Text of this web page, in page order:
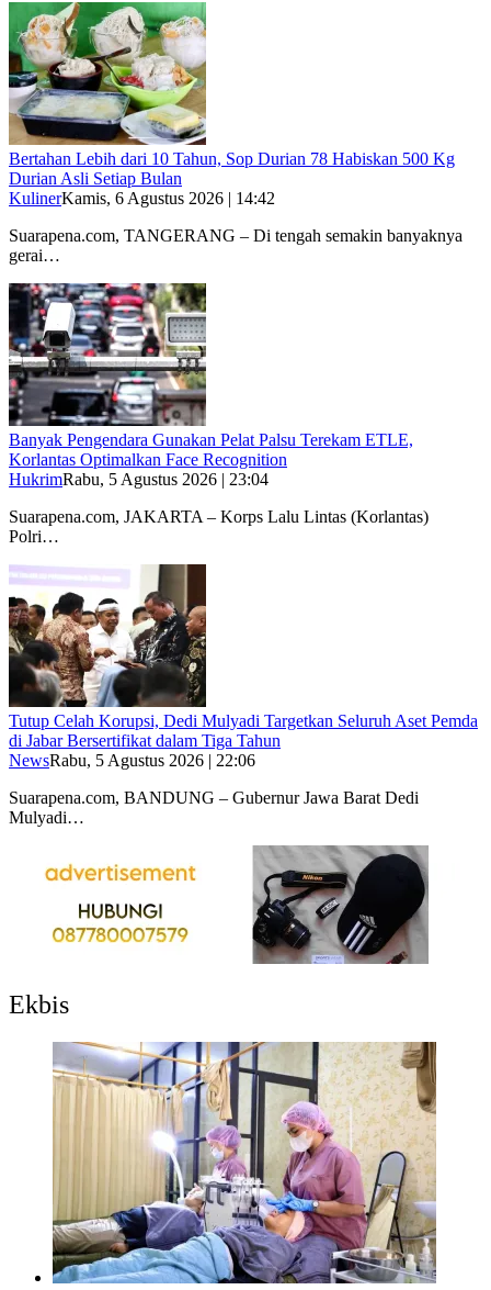
Bertahan Lebih dari 10 Tahun, Sop Durian 78 Habiskan 500 Kg
Durian Asli Setiap Bulan
KulinerKamis, 6 Agustus 2026 | 14:42
Suarapena.com, TANGERANG – Di tengah semakin banyaknya
gerai…
Banyak Pengendara Gunakan Pelat Palsu Terekam ETLE,
Korlantas Optimalkan Face Recognition
HukrimRabu, 5 Agustus 2026 | 23:04
Suarapena.com, JAKARTA – Korps Lalu Lintas (Korlantas)
Polri…
Tutup Celah Korupsi, Dedi Mulyadi Targetkan Seluruh Aset Pemda
di Jabar Bersertifikat dalam Tiga Tahun
NewsRabu, 5 Agustus 2026 | 22:06
Suarapena.com, BANDUNG – Gubernur Jawa Barat Dedi
Mulyadi…
Ekbis